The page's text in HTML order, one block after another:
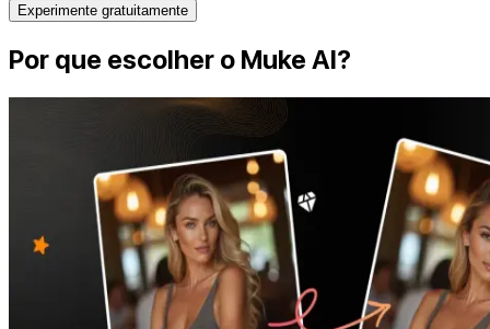
Experimente gratuitamente
Por que escolher o Muke AI?